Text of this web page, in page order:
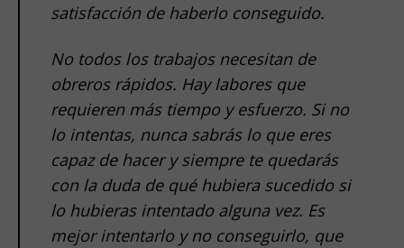
satisfacción de haberlo conseguido.
No todos los trabajos necesitan de
obreros rápidos. Hay labores que
requieren más tiempo y esfuerzo. Si no
lo intentas, nunca sabrás lo que eres
capaz de hacer y siempre te quedarás
con la duda de qué hubiera sucedido si
lo hubieras intentado alguna vez. Es
mejor intentarlo y no conseguirlo, que